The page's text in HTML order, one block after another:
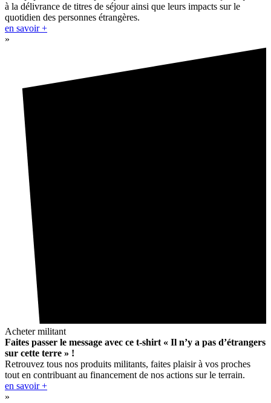
à la délivrance de titres de séjour ainsi que leurs impacts sur le
quotidien des personnes étrangères.
en savoir +
»
Acheter militant
Faites passer le message avec ce t-shirt « Il n’y a pas d’étrangers
sur cette terre » !
Retrouvez tous nos produits militants, faites plaisir à vos proches
tout en contribuant au financement de nos actions sur le terrain.
en savoir +
»